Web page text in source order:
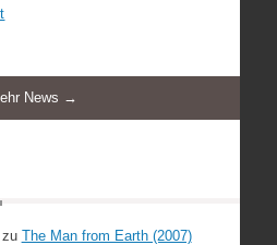
News →
The Man from Earth (2007)